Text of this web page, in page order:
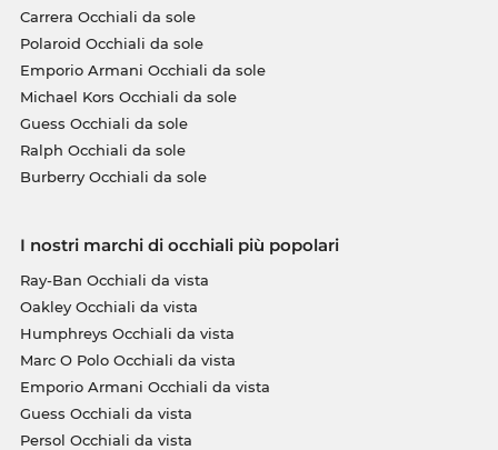
Carrera Occhiali da sole
Polaroid Occhiali da sole
Emporio Armani Occhiali da sole
Michael Kors Occhiali da sole
Guess Occhiali da sole
Ralph Occhiali da sole
Burberry Occhiali da sole
I nostri marchi di occhiali più popolari
Ray-Ban Occhiali da vista
Oakley Occhiali da vista
Humphreys Occhiali da vista
Marc O Polo Occhiali da vista
Emporio Armani Occhiali da vista
Guess Occhiali da vista
Persol Occhiali da vista